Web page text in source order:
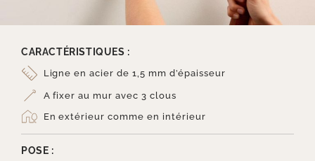
CARACTÉRISTIQUES :
Ligne en acier de 1,5 mm d’épaisseur
A fixer au mur avec 3 clous
En extérieur comme en intérieur
POSE :